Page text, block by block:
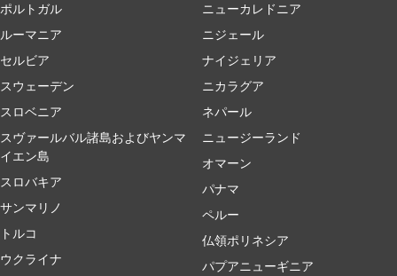
ポルトガル
ルーマニア
セルビア
スウェーデン
スロベニア
スヴァールバル諸島およびヤンマ
イエン島
スロバキア
サンマリノ
トルコ
ウクライナ
ニューカレドニア
ニジェール
ナイジェリア
ニカラグア
ネパール
ニュージーランド
オマーン
パナマ
ペルー
仏領ポリネシア
パプアニューギニア